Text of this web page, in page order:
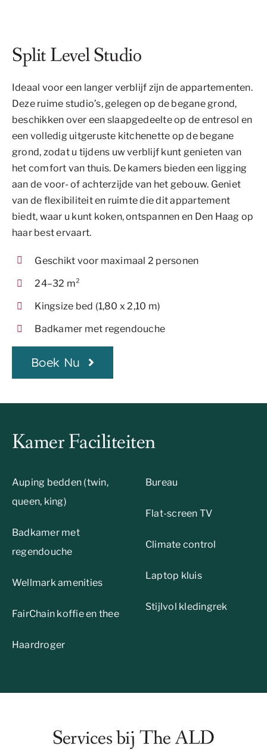
Split Level Studio
Ideaal voor een langer verblijf zijn de appartementen.
Deze ruime studio’s, gelegen op de begane grond,
beschikken over een slaapgedeelte op de entresol en
een volledig uitgeruste kitchenette op de begane
grond, zodat u tijdens uw verblijf kunt genieten van
het comfort van thuis. De kamers bieden een ligging
aan de voor- of achterzijde van het gebouw. Geniet
van de flexibiliteit en ruimte die dit appartement
biedt, waar u kunt koken, ontspannen en Den Haag op
haar best ervaart.
Geschikt voor maximaal 2 personen
24–32 m²
Kingsize bed (1,80 x 2,10 m)
Badkamer met regendouche
Boek Nu
Kamer Faciliteiten
Auping bedden (twin,
queen, king)
Badkamer met
regendouche
Wellmark amenities
FairChain koffie en thee
Haardroger
Bureau
Flat-screen TV
Climate control
Laptop kluis
Stijlvol kledingrek
Services bij The ALD